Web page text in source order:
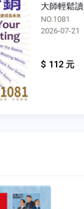
大師輕鬆讀
NO.1081
2026-07-21
$ 112 元